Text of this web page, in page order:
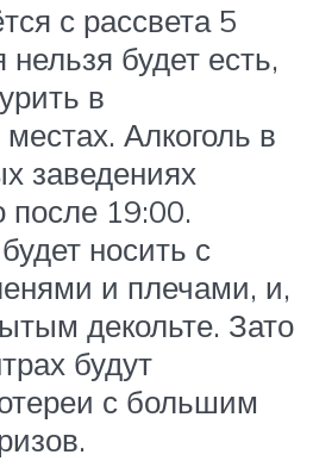
с рассвета 5
будет есть,
в
Алкоголь в
заведениях
после 19:00.
носить с
и плечами, и,
декольте. Зато
будут
с большим